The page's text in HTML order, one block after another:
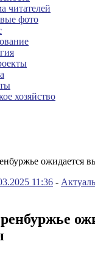
читателей
фото
хозяйство
ожидается
11:36 -